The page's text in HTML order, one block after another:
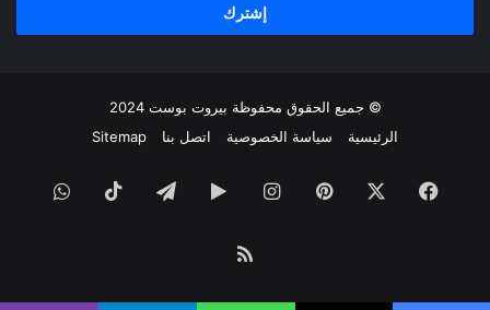
© جميع الحقوق محفوظة بيروت بوست 2024
الرئيسية
سياسة الخصوصية اتصل بنا Sitemap
فيسبوك بينتيريستانستقرام‏Googleتيلقرام ‫TikTok
ملخص
الموقع